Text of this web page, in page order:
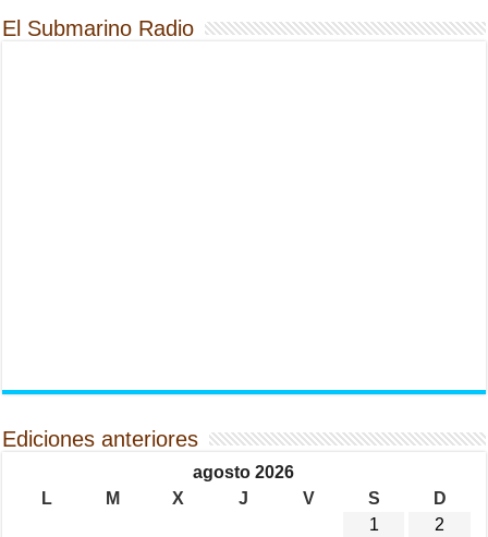
El Submarino Radio
Ediciones anteriores
agosto 2026
L
M X J V S
D
1
2